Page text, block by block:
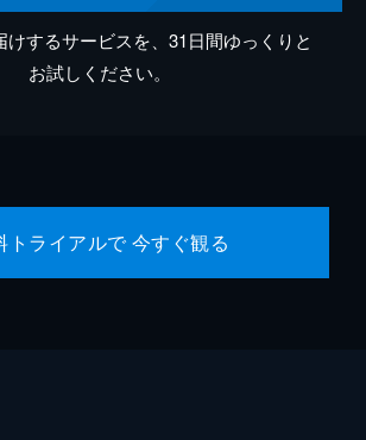
けするサービスを、31日間ゆっくりと
お試しください。
トライアルで 今すぐ観る